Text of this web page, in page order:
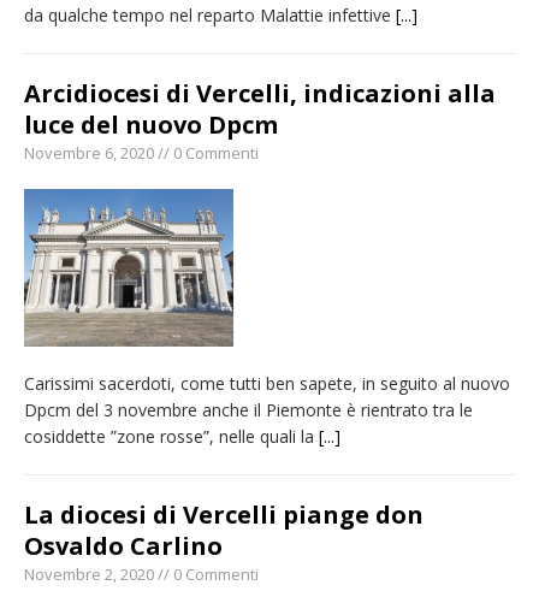
da qualche tempo nel reparto Malattie infettive [...]
Arcidiocesi di Vercelli, indicazioni alla
luce del nuovo Dpcm
Novembre 6, 2020 // 0 Commenti
Carissimi sacerdoti, come tutti ben sapete, in seguito al nuovo
Dpcm del 3 novembre anche il Piemonte è rientrato tra le
cosiddette ”zone rosse”, nelle quali la [...]
La diocesi di Vercelli piange don
Osvaldo Carlino
Novembre 2, 2020 // 0 Commenti